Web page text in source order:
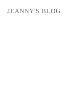
JEANNY'S BLOG